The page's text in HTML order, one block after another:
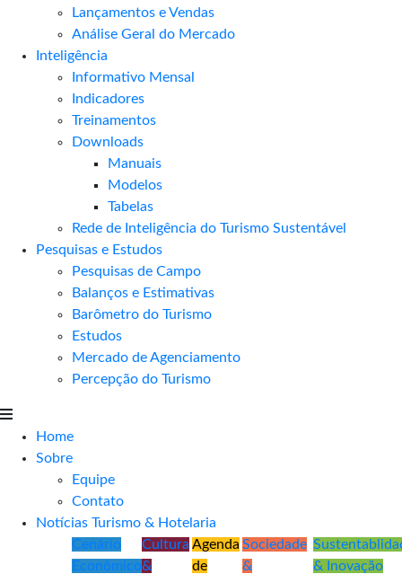
Lançamentos e Vendas
Análise Geral do Mercado
Inteligência
Informativo Mensal​
Indicadores
Treinamentos
Downloads
Manuais
Modelos
Tabelas
Rede de Inteligência do Turismo Sustentável
Pesquisas e Estudos
Pesquisas de Campo
Balanços e Estimativas
Barômetro do Turismo
Estudos
Mercado de Agenciamento
Percepção do Turismo
Home
Sobre
Equipe
Contato
Notícias Turismo & Hotelaria
Cenário
Econômico
Cultura
&
Agenda
de
Sociedade
&
& Inovação